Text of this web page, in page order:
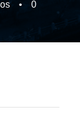
• 0